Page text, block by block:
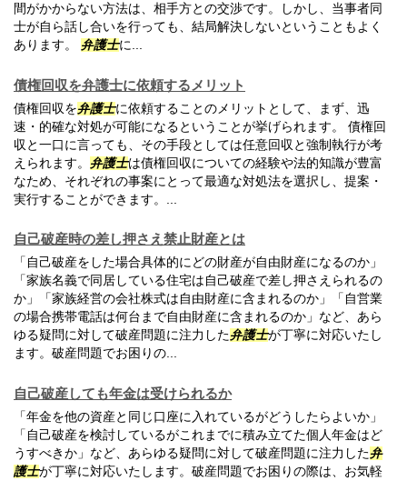
間がかからない方法は、相手方との交渉です。しかし、当事者同
士が自ら話し合いを行っても、結局解決しないということもよく
あります。 弁護士に...
債権回収を弁護士に依頼するメリット
債権回収を弁護士に依頼することのメリットとして、まず、迅
速・的確な対処が可能になるということが挙げられます。 債権回
収と一口に言っても、その手段としては任意回収と強制執行が考
えられます。 弁護士は債権回収についての経験や法的知識が豊富
なため、それぞれの事案にとって最適な対処法を選択し、提案・
実行することができます。...
自己破産時の差し押さえ禁止財産とは
「自己破産をした場合具体的にどの財産が自由財産になるのか」
「家族名義で同居している住宅は自己破産で差し押さえられるの
か」「家族経営の会社株式は自由財産に含まれるのか」「自営業
の場合携帯電話は何台まで自由財産に含まれるのか」など、あら
ゆる疑問に対して破産問題に注力した弁護士が丁寧に対応いたし
ます。破産問題でお困りの...
自己破産しても年金は受けられるか
「年金を他の資産と同じ口座に入れているがどうしたらよいか」
「自己破産を検討しているがこれまでに積み立てた個人年金はど
うすべきか」など、あらゆる疑問に対して破産問題に注力した弁
護士が丁寧に対応いたします。破産問題でお困りの際は、お気軽